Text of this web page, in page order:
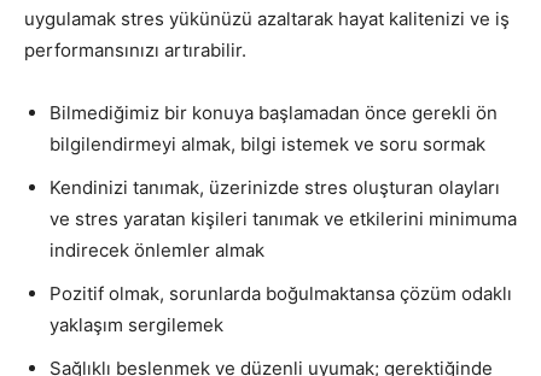
uygulamak stres yükünüzü azaltarak hayat kalitenizi ve iş
performansınızı artırabilir.
Bilmediğimiz bir konuya başlamadan önce gerekli ön
bilgilendirmeyi almak, bilgi istemek ve soru sormak
Kendinizi tanımak, üzerinizde stres oluşturan olayları
ve stres yaratan kişileri tanımak ve etkilerini minimuma
indirecek önlemler almak
Pozitif olmak, sorunlarda boğulmaktansa çözüm odaklı
yaklaşım sergilemek
Sağlıklı beslenmek ve düzenli uyumak; gerektiğinde